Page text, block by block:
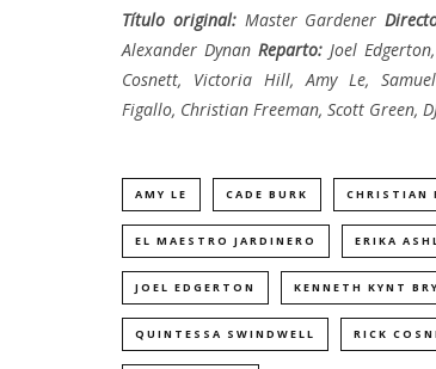
Título original:Master Gardener
Alexander Dynan Reparto: Joel
Cosnett, Victoria Hill, Amy Le,
Figallo, Christian Freeman, Scott Green,
AMY LE CADE BURK CHRISTIAN
EL MAESTRO JARDINERO ERIKA
JOEL EDGERTON KENNETH KYNT
QUINTESSA SWINDWELL RICK